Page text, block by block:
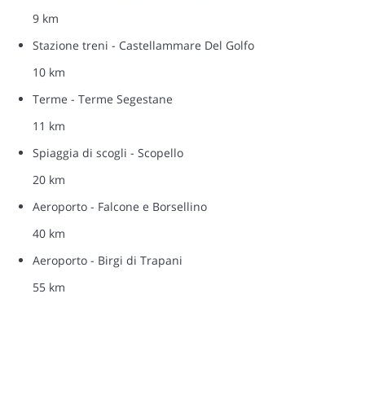
9 km
Stazione treni - Castellammare Del Golfo
10 km
Terme - Terme Segestane
11 km
Spiaggia di scogli - Scopello
20 km
Aeroporto - Falcone e Borsellino
40 km
Aeroporto - Birgi di Trapani
55 km